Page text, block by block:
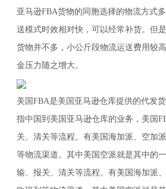
亚马逊FBA货物的同胞选择的物流方式
送模式时效相对快，可以经常补货。但
货物并不多，小公斤段物流运送费用较
金压力随之增大。
美国FBA是美国亚马逊仓库提供的代发
指中国到美国亚马逊仓库的业务，美国
关、清关等流程。有美国海加派、空加
等物流渠道。其中美国空派就是其中的
输、报关、清关等流程。有美国海加派